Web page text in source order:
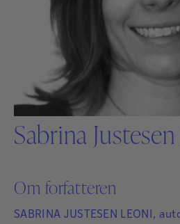
Sabrina
Om forfatteren
SABRINA JUSTESEN LEONI,